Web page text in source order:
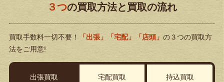
３つの買取方法と買取の流れ
買取手数料一切不要！ 「出張」「宅配」「店頭」 の３つの買取方
法をご用意!
出張買取 宅配買取 持込買取